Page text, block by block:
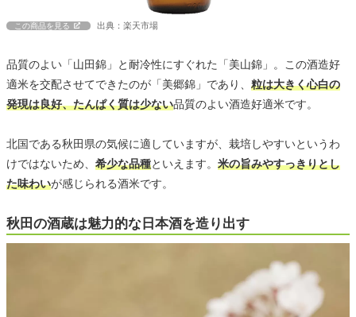
この商品を見る 出典：楽天市場
品質のよい「山田錦」と耐冷性にすぐれた「美山錦」。この酒造好
適米を交配させてできたのが「美郷錦」であり、 粒は大きく心白の
発現は良好、たんぱく質は少ない品質のよい酒造好適米です。
北国である秋田県の気候に適していますが、栽培しやすいというわ
けではないため、 希少な品種といえます。 米の旨みやすっきりとし
た味わいが感じられる酒米です。
秋田の酒蔵は魅力的な日本酒を造り出す